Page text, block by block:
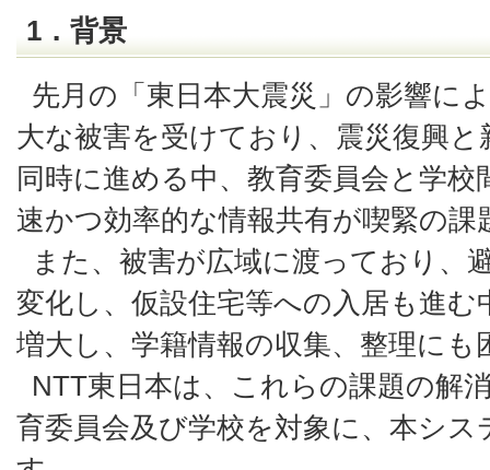
1．背景
先月の「東日本大震災」の影響に
大な被害を受けており、震災復興
同時に進める中、教育委員会と学
速かつ効率的な情報共有が喫緊の
また、被害が広域に渡っており、
変化し、仮設住宅等への入居も進む
増大し、学籍情報の収集、整理にも
NTT東日本は、これらの課題の解
育委員会及び学校を対象に、本シ